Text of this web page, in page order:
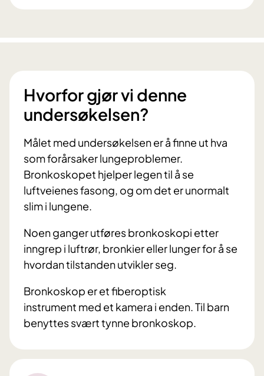
Hvorfor gjør vi denne
undersøkelsen?
Målet med undersøkelsen er å finne ut hva
som forårsaker lungeproblemer.
Bronkoskopet hjelper legen til å se
luftveienes fasong, og om det er unormalt
slim i lungene.
Noen ganger utføres bronkoskopi etter
inngrep i luftrør, bronkier eller lunger for å se
hvordan tilstanden utvikler seg.
Bronkoskop er et fiberoptisk
instrument med et kamera i enden. Til barn
benyttes svært tynne bronkoskop.